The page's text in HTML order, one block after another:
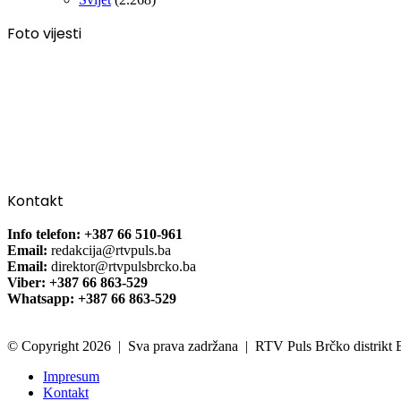
Foto vijesti
Kontakt
Info telefon: +387 66 510-961
Email: redakcija@rtvpuls.ba
Email: direktor@rtvpulsbrcko.ba
Viber: +387 66 863-529
Whatsapp: +387 66 863-529
© Copyright 2026 | Sva prava zadržana | RTV Puls Brčko distrikt
Impresum
Kontakt